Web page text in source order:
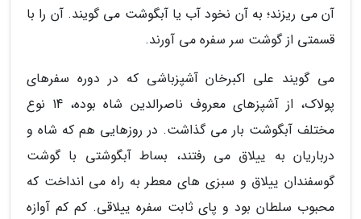
آن می ریزند؛ به آن نخود آب یا آبگوشت می گویند. آن را با
قسمتی از گوشت سر سفره می آورند.
می گویند علی اکبرخان آشپزباشی که در دوره سفرهای
پولاک، از آشپزهای معروف ناصرالدین شاه بوده، 14 نوع
مختلف آبگوشت بار می گذاشت. در روزهایی هم که شاه و
درباریان به ییلاق می رفتند، بساط آبگوشتی با گوشت
گوسفندان ییلاق و سبزی های معطر به راه می انداخت که
محبوب سلطان بود و پای ثابت سفره ییلاقی. کم کم آوازه